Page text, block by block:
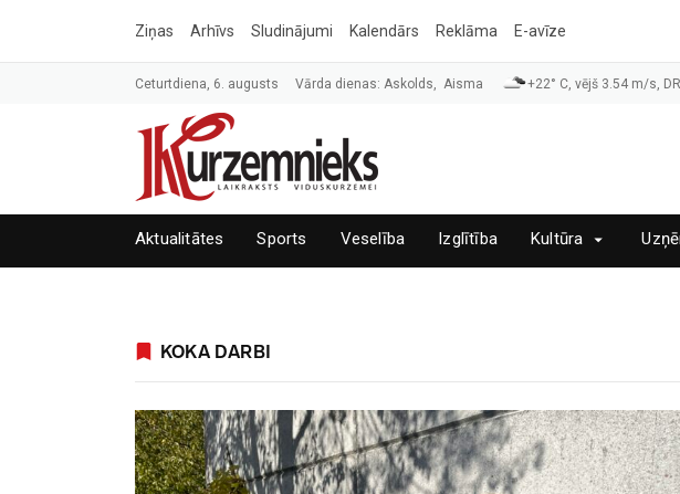
Ziņas Arhīvs Sludinājumi Kalendārs Reklāma E-avīze
Ceturtdiena, 6. augusts Vārda dienas: Askolds, Aisma +22° C, vējš 3.54 m/s,
Aktualitātes Sports Veselība Izglītība Kultūra
KOKA DARBI